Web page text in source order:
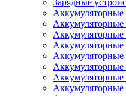
Зарядные
Аккумуляторные
Аккумуляторные